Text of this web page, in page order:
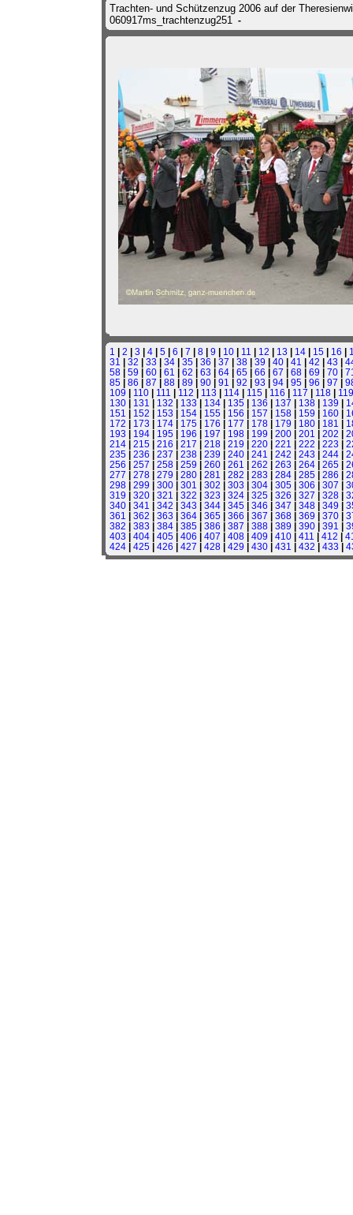
Trachten- und Schützenzug 2006 auf der
060917ms_trachtenzug251 -
1 | 2 | 3 | 4| 5| 6 | 7 | 8| 9 | 10| 11 | 12 | 13 | 14| 15| 16 |
31 | 32 | 33 | 34| 35| 36 | 37 | 38| 39 | 40| 41 | 42 | 43 |
58| 59 | 60| 61 | 62 | 63 | 64| 65| 66 | 67 | 68| 69 | 70|
85| 86 | 87 | 88| 89 | 90| 91 | 92 | 93 | 94| 95| 96 | 97 |
109 | 110| 111 | 112 | 113 | 114| 115| 116 | 117 | 118| 119
130| 131 | 132 | 133 | 134| 135| 136 | 137 | 138| 139 |
151 | 152 | 153 | 154| 155| 156 | 157 | 158| 159 | 160|
172 | 173 | 174| 175| 176 | 177 | 178| 179 | 180| 181 |
193 | 194| 195| 196 | 197 | 198| 199 | 200| 201 | 202 |
214| 215| 216 | 217 | 218| 219 | 220| 221 | 222 | 223 |
235| 236 | 237 | 238| 239 | 240| 241 | 242 | 243 | 244|
256 | 257 | 258| 259 | 260| 261 | 262 | 263 | 264| 265|
277 | 278| 279 | 280| 281 | 282 | 283 | 284| 285| 286 |
298| 299 | 300| 301 | 302 | 303 | 304| 305| 306 | 307 |
319 | 320| 321 | 322 | 323 | 324| 325| 326 | 327 | 328|
340| 341 | 342 | 343 | 344| 345| 346 | 347 | 348| 349 |
361 | 362 | 363 | 364| 365| 366 | 367 | 368| 369 | 370|
382 | 383 | 384| 385| 386 | 387 | 388| 389 | 390| 391 |
403 | 404| 405| 406 | 407 | 408| 409 | 410| 411 | 412 |
424| 425| 426 | 427 | 428| 429 | 430| 431 | 432 | 433 |